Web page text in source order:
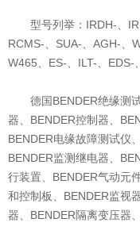
型号列举：IRDH-、
RCMS-、SUA-、AGH-、
W465、ES-、ILT-、EDS-
德国BENDER绝缘测试
器、BENDER控制器、
BENDER电缘故障测试仪
BENDER监测继电器、
行装置、BENDER气动元
和控制板、BENDER监视
器、BENDER隔离变压器